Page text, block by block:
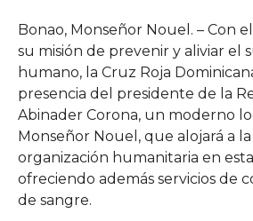
Bonao, Monseñor Nouel. – Con
su misión de prevenir y aliviar el
humano, la Cruz Roja
presencia del presidente de la
Abinader Corona, un moderno
Monseñor Nouel, que alojará a
organización humanitaria en
ofreciendo además servicios de
de sangre.